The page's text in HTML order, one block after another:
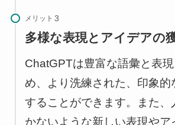
メリット
多様な表現とアイデアの
ChatGPTは豊富な語彙と表
め、より洗練された、印象的
することができます。また、
かないような新しい表現やア